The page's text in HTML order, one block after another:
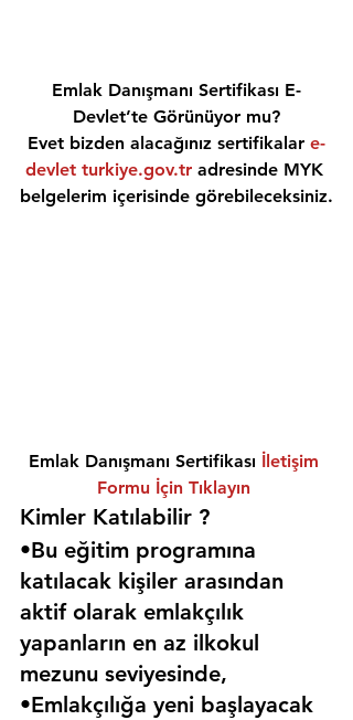
Emlak Danışmanı Sertifikası E-
Devlet’te Görünüyor mu?
Evet bizden alacağınız sertifikalar e-
devlet turkiye.gov.tr adresinde MYK
belgelerim içerisinde görebileceksiniz.
Emlak Danışmanı Sertifikası İletişim
Formu İçin Tıklayın
Kimler Katılabilir ?
•Bu eğitim programına
katılacak kişiler arasından
aktif olarak emlakçılık
yapanların en az ilkokul
mezunu seviyesinde,
•Emlakçılığa yeni başlayacak